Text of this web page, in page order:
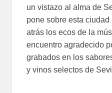
un vistazo al alma de
pone sobre esta
atrás los ecos de la
encuentro agradecido
grabados en los
y vinos selectos de